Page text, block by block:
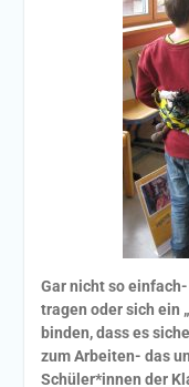
Gar nicht so
tragen oder sich ein
binden, dass es
zum Arbeiten- das
Schüler*innen der